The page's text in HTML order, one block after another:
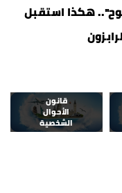
هكذا استقبل
قانون
الأحوال
الشخصية